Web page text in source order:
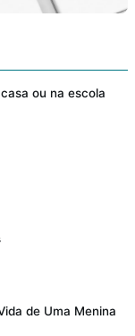
ou na escola
de Uma Menina